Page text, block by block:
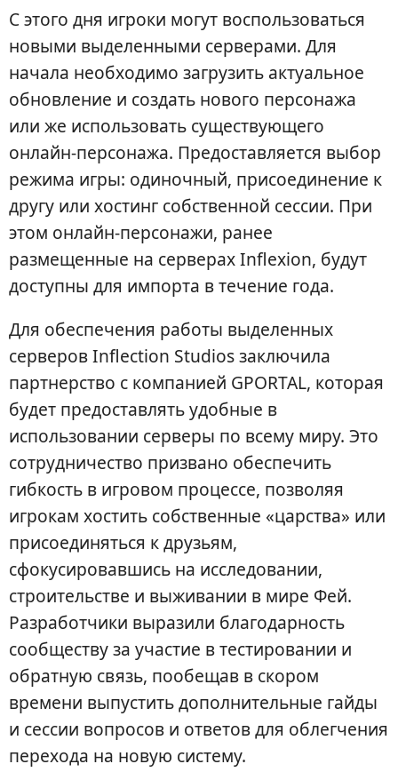
С этого дня игроки могут воспользоваться
новыми выделенными серверами. Для
начала необходимо загрузить актуальное
обновление и создать нового персонажа
или же использовать существующего
онлайн-персонажа. Предоставляется выбор
режима игры: одиночный, присоединение к
другу или хостинг собственной сессии. При
этом онлайн-персонажи, ранее
размещенные на серверах Inflexion, будут
доступны для импорта в течение года.
Для обеспечения работы выделенных
серверов Inflection Studios заключила
партнерство с компанией GPORTAL, которая
будет предоставлять удобные в
использовании серверы по всему миру. Это
сотрудничество призвано обеспечить
гибкость в игровом процессе, позволяя
игрокам хостить собственные «царства» или
присоединяться к друзьям,
сфокусировавшись на исследовании,
строительстве и выживании в мире Фей.
Разработчики выразили благодарность
сообществу за участие в тестировании и
обратную связь, пообещав в скором
времени выпустить дополнительные гайды
и сессии вопросов и ответов для облегчения
перехода на новую систему.